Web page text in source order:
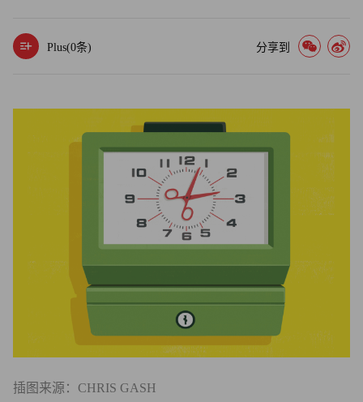
Plus(0条) 分享到
插图来源：CHRIS GASH